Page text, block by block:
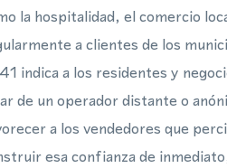
la hospitalidad, el comercio
a clientes de los
indica a los residentes y
de un operador distante o
a los vendedores que
esa confianza de